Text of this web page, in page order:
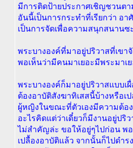
มีการติดป้ายประกาศเชิญชวนต
อันนี้เป็นการกระทำที่เรียกว่า อ
เป็นการจัดเพื่อความสนุกสนาน
พระบางองค์ที่มาอยู่ปริวาสที่เข
พอเห็นว่ามีคนมาเยอะมีพระมาเ
พระบางองค์ก็มาอยู่ปริวาสแบบเ
ต้องอาบัติสังฆาทิเสสนี้บ้างหรือเ
ผู้หญิงในขณะที่ตัวเองมีความต้อง
อะไรคิดแต่ว่าเดี๋ยวก็มีงานอยู่ปริ
ไม่สำคัญล่ะ ขอให้อยู่ๆไปก่อน พอ
เปลื้องอาบัติแล้ว จากนั้นก็ไปดำ